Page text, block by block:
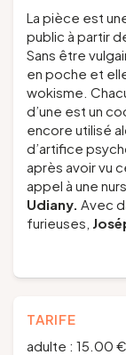
La pièce est
public à partir
Sans être
en poche et
wokisme.
d’une est un
encore utilisé
d’artifice
après avoir vu
appel à une
Udiany. Avec
furieuses,
TARIFE
adulte : 15.00 €.